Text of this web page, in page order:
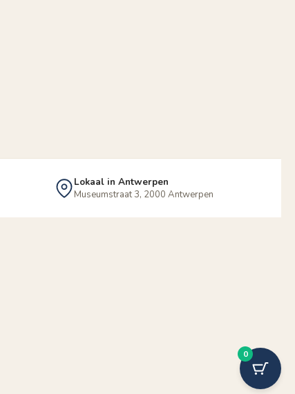
Lokaal in Antwerpen
Museumstraat 3, 2000 Antwerpen
0